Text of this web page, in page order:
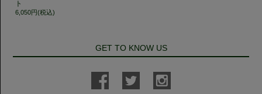
ト
6,050円(税込)
GET TO KNOW US